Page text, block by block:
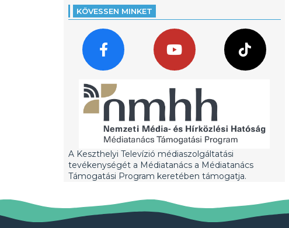
KÖVESSEN MINKET
A Keszthelyi Televízió médiaszolgáltatási
tevékenységét a Médiatanács a Médiatanács
Támogatási Program keretében támogatja.